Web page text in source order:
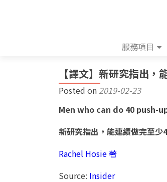
服務項目
【譯文】新研究指出
Posted on 2019-02-23
Men who can do 40
新研究指出，能連續做完至
Rachel Hosie著
Source: Insider